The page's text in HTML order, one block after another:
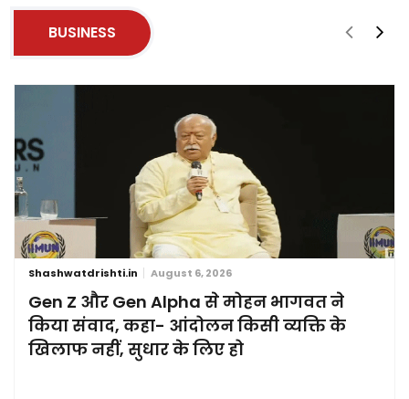
BUSINESS
Shashwatdrishti.in August 6, 2026
Gen Z और Gen Alpha से मोहन भागवत ने
किया संवाद, कहा- आंदोलन किसी व्यक्ति के
खिलाफ नहीं, सुधार के लिए हो